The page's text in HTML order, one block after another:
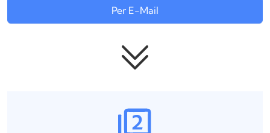
Per E-Mail